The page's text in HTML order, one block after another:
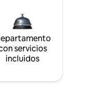
servicios
incluidos